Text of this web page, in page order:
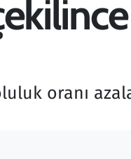
oranı